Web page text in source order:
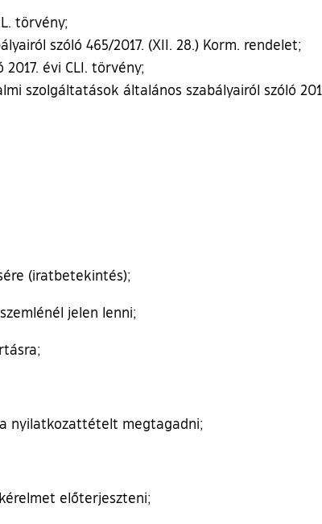
törvény;
szóló 465/2017. (XII. 28.) Korm. rendelet;
évi CLI. törvény;
szolgáltatások általános szabályairól szóló
(iratbetekintés);
jelen lenni;
nyilatkozattételt megtagadni;
előterjeszteni;